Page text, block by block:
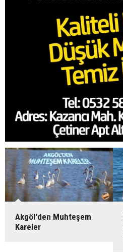
Akgöl'den Muhteşem
Kareler